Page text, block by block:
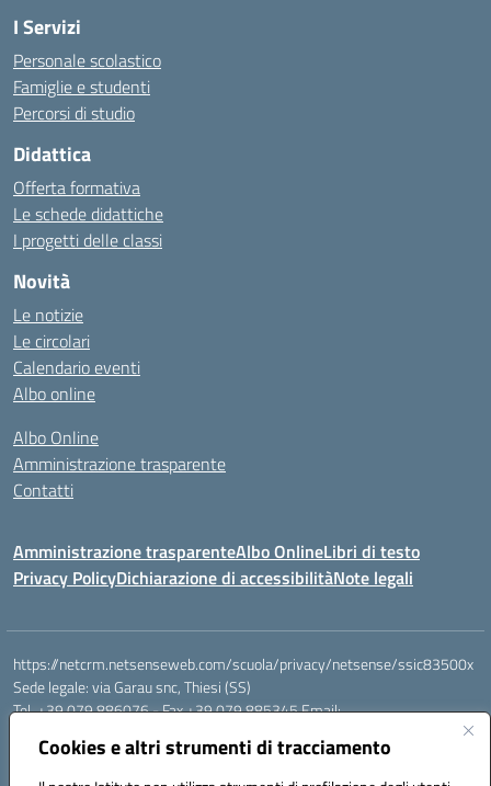
Cookies e altri strumenti di tracciamento
I Servizi
Personale scolastico
Famiglie e studenti
Percorsi di studio
Didattica
Offerta formativa
Le schede didattiche
I progetti delle classi
Novità
Le notizie
Le circolari
Calendario eventi
Albo online
Albo Online
Amministrazione trasparente
Contatti
Amministrazione trasparenteAlbo OnlineLibri di testo
Privacy PolicyDichiarazione di accessibilitàNote legali
https://netcrm.netsenseweb.com/scuola/privacy/netsense/ssic83500x
Sede legale: via Garau snc, Thiesi (SS)
Tel. +39 079 886076 - Fax +39 079 885345 Email:
Cod.Mecc. SSIC83500X - Cod.Fisc. 92112710907
IBAN Banco di Sardegna: IT79 V010 1585 0900 0007 0215 378